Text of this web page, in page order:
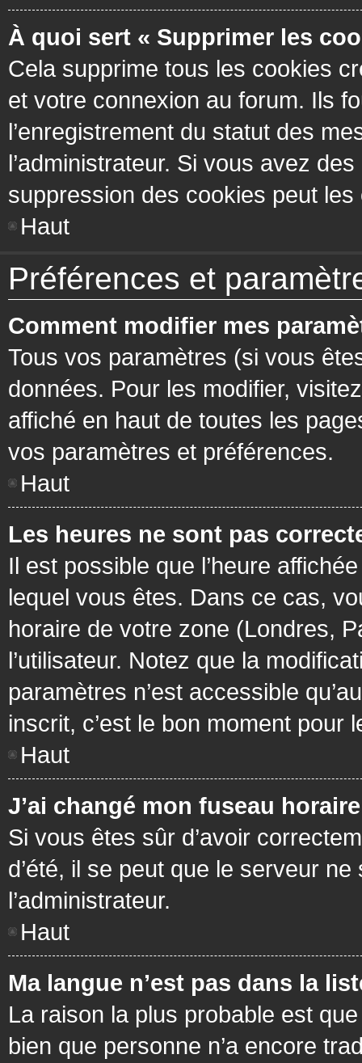
À quoi sert « Supprimer les
Cela supprime tous les cookies
et votre connexion au forum. Ils
l’enregistrement du statut des
l’administrateur. Si vous avez
suppression des cookies peut les
Haut
Préférences et
Comment modifier mes
Tous vos paramètres (si vous
données. Pour les modifier,
affiché en haut de toutes les
vos paramètres et préférences.
Haut
Les heures ne sont pas
Il est possible que l’heure
lequel vous êtes. Dans ce cas,
horaire de votre zone (Londres,
l’utilisateur. Notez que la
paramètres n’est accessible
inscrit, c’est le bon moment pour
Haut
J’ai changé mon fuseau
Si vous êtes sûr d’avoir
d’été, il se peut que le serveur
l’administrateur.
Haut
Ma langue n’est pas dans la
La raison la plus probable est
bien que personne n’a encore